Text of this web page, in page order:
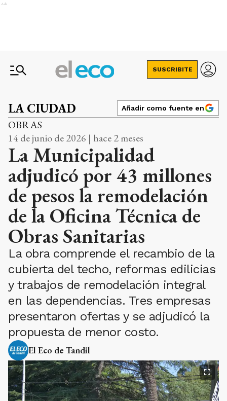
Ads
SUSCRIBITE
LA CIUDAD Añadir como fuente en
OBRAS
14 de junio de 2026 | hace 2 meses
La Municipalidad
adjudicó por 43 millones
de pesos la remodelación
de la Oficina Técnica de
Obras Sanitarias
La obra comprende el recambio de la
cubierta del techo, reformas edilicias
y trabajos de remodelación integral
en las dependencias. Tres empresas
presentaron ofertas y se adjudicó la
propuesta de menor costo.
El Eco de Tandil